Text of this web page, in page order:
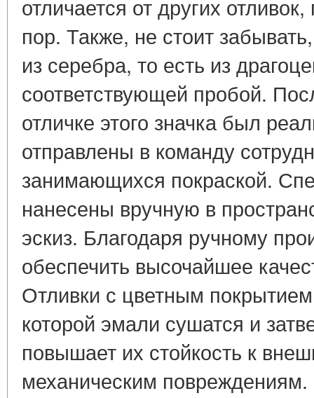
отличается от других
пор. Также, не стоит
из серебра, то есть из
соответствующей пробой.
отличке этого значка был
отправлены в команду
занимающихся покраской.
нанесены вручную в
эскиз. Благодаря ручному
обеспечить высочайшее
Отливки с цветным
которой эмали сушатся и
повышает их стойкость к
механическим